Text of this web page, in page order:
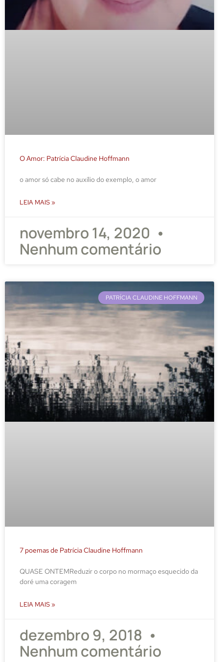
O Amor: Patrícia Claudine Hoffmann
o amor só cabe no auxílio do exemplo, o amor
LEIA MAIS »
novembro 14, 2020
Nenhum comentário
PATRÍCIA CLAUDINE HOFFMANN
7 poemas de Patrícia Claudine Hoffmann
QUASE ONTEMReduzir o corpo no mormaço esquecido da
doré uma coragem
LEIA MAIS »
dezembro 9, 2018
Nenhum comentário